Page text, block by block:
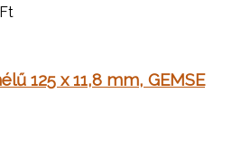
Ft
125 x 11,8 mm, GEMSE